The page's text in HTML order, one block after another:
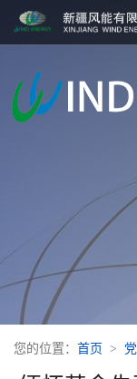
您的位置： 首页